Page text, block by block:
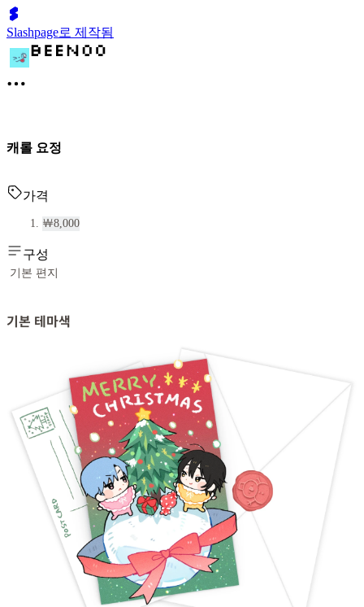
Slashpage로 제작됨
캐롤 요정
가격
￦8,000
구성
기본 편지
기본 테마색